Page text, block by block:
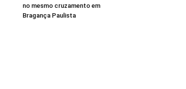
no mesmo cruzamento em
Bragança Paulista